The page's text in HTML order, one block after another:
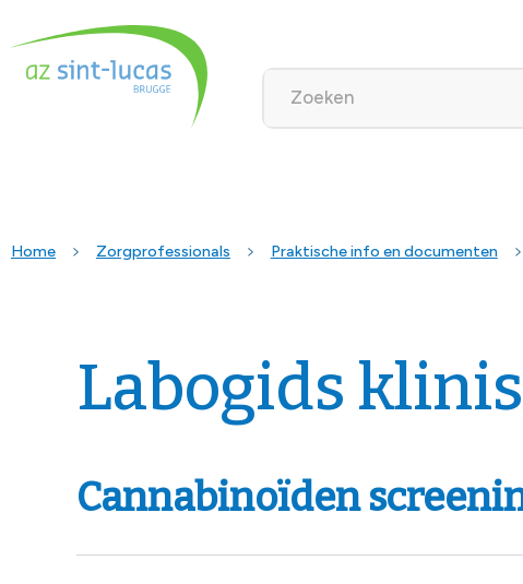
Home Zorgprofessionals Praktische info en documenten
Labogids
Cannabinoïden